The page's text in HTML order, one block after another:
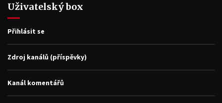
Uživatelský box
Přihlásit se
Zdroj kanálů (příspěvky)
Kanál komentářů